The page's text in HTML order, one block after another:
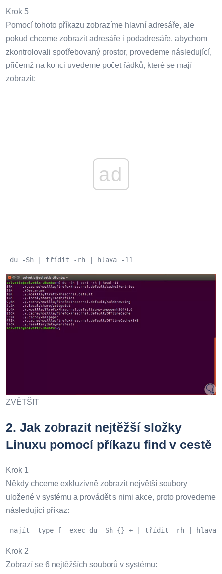
Krok 5
Pomocí tohoto příkazu zobrazíme hlavní adresáře, ale
pokud chceme zobrazit adresáře i podadresáře, abychom
zkontrolovali spotřebovaný prostor, provedeme následující,
přičemž na konci uvedeme počet řádků, které se mají
zobrazit:
ad
du -Sh | třídit -rh | hlava -11
ZVĚTŠIT
2. Jak zobrazit nejtěžší složky
Linuxu pomocí příkazu find v cestě
Krok 1
Někdy chceme exkluzivně zobrazit největší soubory
uložené v systému a provádět s nimi akce, proto provedeme
následující příkaz:
najít -type f -exec du -Sh {} + | třídit -rh | hlava
Krok 2
Zobrazí se 6 nejtěžších souborů v systému: